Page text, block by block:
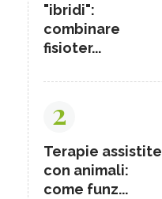
"ibridi":
combinare
fisioter...
2
Terapie assistite
con animali:
come funz...